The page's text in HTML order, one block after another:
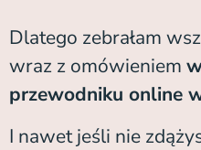
Dlatego zebrałam
wraz z omówieniem
przewodniku online
I nawet jeśli nie